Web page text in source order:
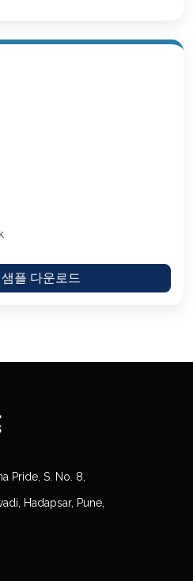
플 다운로드
Pride, S. No. 8,
Hadapsar, Pune,